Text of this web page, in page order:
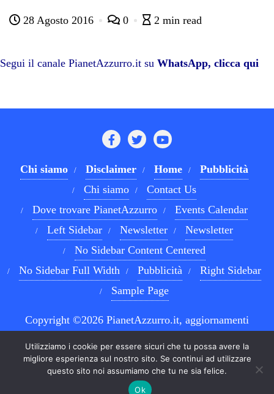
bo tte ts
pp
gr
m
ed di
di
28 Agosto 2016 0 2 min read
Segui il canale PianetAzzurro.it su WhatsApp, clicca qui
Chi siamo Disclaimer Home
Pubblicità
Chi siamo
Contact Us
Dove trovare PianetAzzurro
Events Calendar
Left Sidebar
Newsletter
Newsletter
No Sidebar Content Centered
No Sidebar Full Width
Pubblicità
Right Sidebar
Sample Page
Copyright ©2026 PianetAzzurro.it, aggiornamenti
rights reserved.Powered byWordPress & Designed by
Bizberg Themes
Utilizziamo i cookie per essere sicuri che tu possa avere la
migliore esperienza sul nostro sito. Se continui ad utilizzare
questo sito noi assumiamo che tu ne sia felice.
Ok